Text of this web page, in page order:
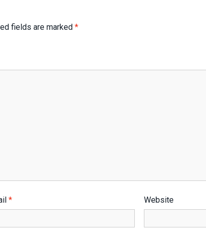
fields are marked *
* Website